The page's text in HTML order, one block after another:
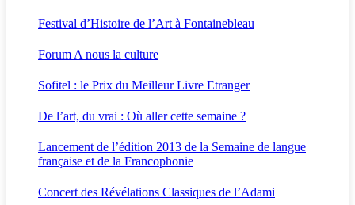
Festival d’Histoire de l’Art à Fontainebleau
Forum A nous la culture
Sofitel : le Prix du Meilleur Livre Etranger
De l’art, du vrai : Où aller cette semaine ?
Lancement de l’édition 2013 de la Semaine de langue
française et de la Francophonie
Concert des Révélations Classiques de l’Adami